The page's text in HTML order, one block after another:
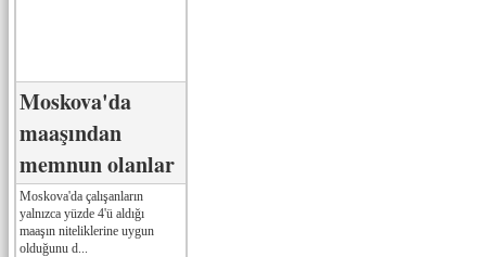
Moskova'da
maaşından
memnun olanlar
Moskova'da çalışanların
yalnızca yüzde 4'ü aldığı
maaşın niteliklerine uygun
olduğunu d...